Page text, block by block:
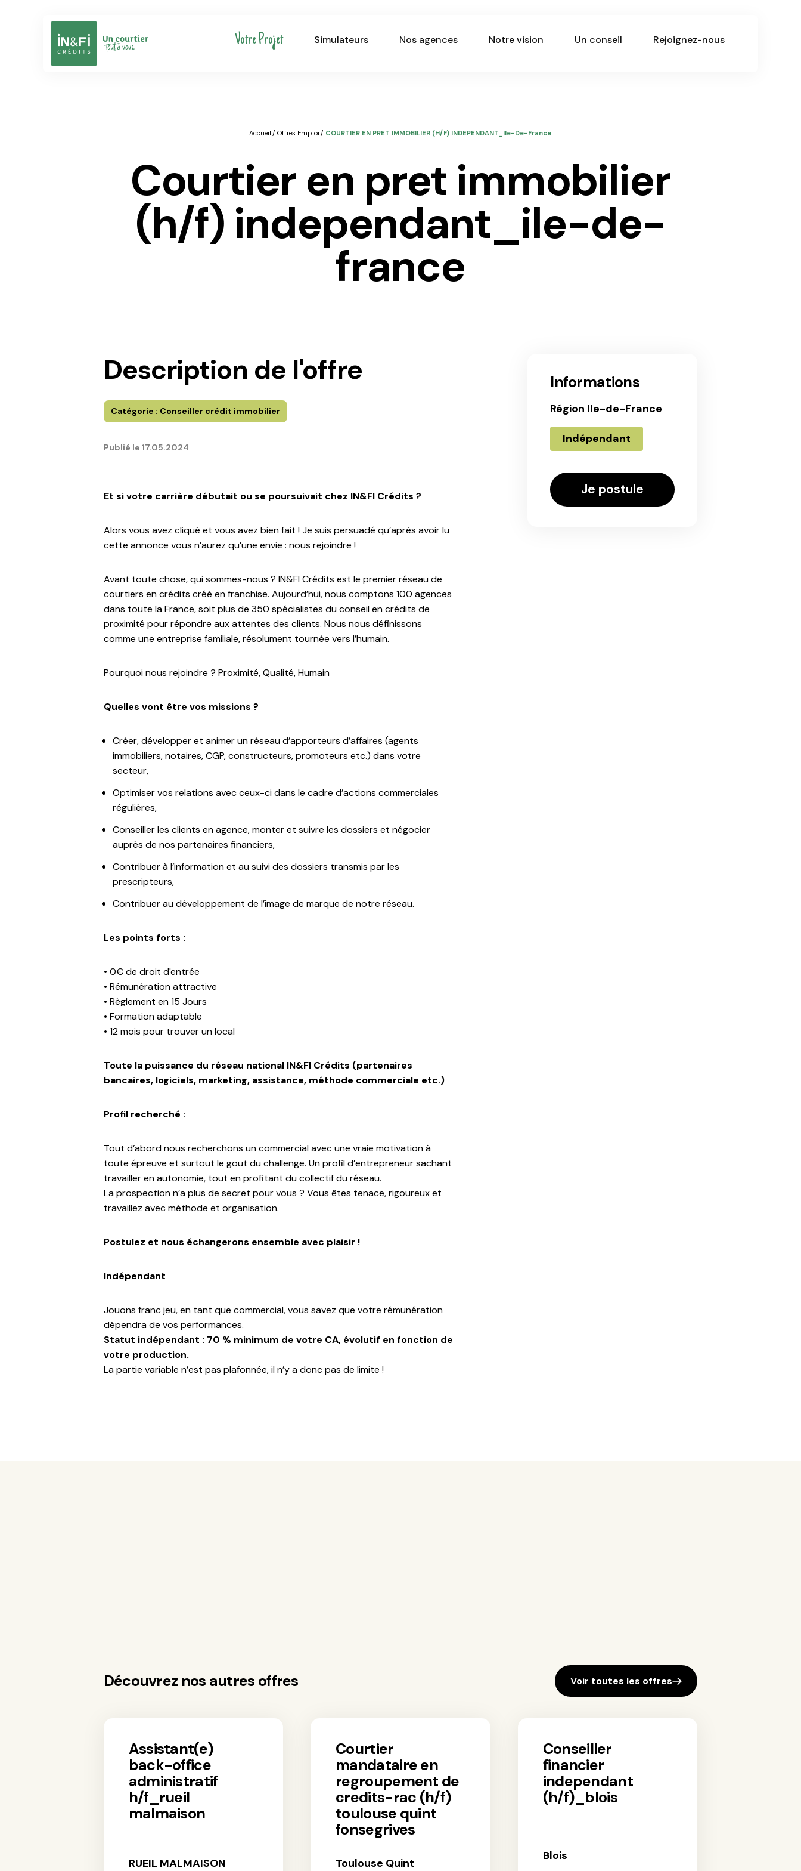
Votre Projet Simulateurs Nos agences Notre vision Un conseil Rejoignez-nous
Accueil Offres Emploi COURTIER EN PRET IMMOBILIER (H/F) INDEPENDANT_Ile-De-France
courtier en pret immobilier
(h/f) independant_ile-de-
france
Description de l'offre
Catégorie : Conseiller crédit immobilier
Publié le 17.05.2024
Et si votre carrière débutait ou se poursuivait chez IN&FI Crédits ?
Alors vous avez cliqué et vous avez bien fait ! Je suis persuadé qu’après avoir lu
cette annonce vous n’aurez qu’une envie : nous rejoindre !
Avant toute chose, qui sommes-nous ? IN&FI Crédits est le premier réseau de
courtiers en crédits créé en franchise. Aujourd’hui, nous comptons 100 agences
dans toute la France, soit plus de 350 spécialistes du conseil en crédits de
proximité pour répondre aux attentes des clients. Nous nous définissons
comme une entreprise familiale, résolument tournée vers l’humain.
Pourquoi nous rejoindre ? Proximité, Qualité, Humain
Quelles vont être vos missions ?
Créer, développer et animer un réseau d’apporteurs d’affaires (agents
immobiliers, notaires, CGP, constructeurs, promoteurs etc.) dans votre
secteur,
Optimiser vos relations avec ceux-ci dans le cadre d’actions commerciales
régulières,
Conseiller les clients en agence, monter et suivre les dossiers et négocier
auprès de nos partenaires financiers,
Contribuer à l’information et au suivi des dossiers transmis par les
prescripteurs,
Contribuer au développement de l’image de marque de notre réseau.
Les points forts :
• 0€ de droit d'entrée
• Rémunération attractive
• Règlement en 15 Jours
• Formation adaptable
• 12 mois pour trouver un local
Toute la puissance du réseau national IN&FI Crédits (partenaires
bancaires, logiciels, marketing, assistance, méthode commerciale etc.)
Profil recherché :
Tout d’abord nous recherchons un commercial avec une vraie motivation à
toute épreuve et surtout le gout du challenge. Un profil d’entrepreneur sachant
travailler en autonomie, tout en profitant du collectif du réseau.
La prospection n’a plus de secret pour vous ? Vous êtes tenace, rigoureux et
travaillez avec méthode et organisation.
Postulez et nous échangerons ensemble avec plaisir !
Indépendant
Jouons franc jeu, en tant que commercial, vous savez que votre rémunération
dépendra de vos performances.
Statut indépendant : 70 % minimum de votre CA, évolutif en fonction de
votre production.
La partie variable n’est pas plafonnée, il n’y a donc pas de limite !
Informations
Région Ile-de-France
Indépendant
Je postule
Découvrez nos autres offres Voir toutes les offres
assistant(e)
back-office
administratif
h/f_rueil
malmaison
RUEIL MALMAISON
courtier
mandataire en
regroupement de
credits-rac (h/f)
toulouse quint
fonsegrives
Toulouse Quint
conseiller
financier
independant
(h/f)_blois
Blois